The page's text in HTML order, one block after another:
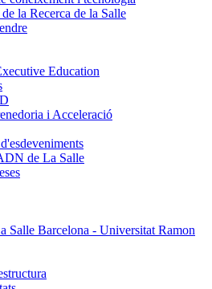
la Recerca de la Salle
Education
i Acceleració
de La Salle
Salle Barcelona - Universitat Ramon